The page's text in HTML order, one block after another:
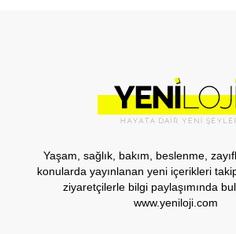
Yaşam, sağlık, bakım, beslenme,
konularda yayınlanan yeni içerikleri
ziyaretçilerle bilgi paylaşımında
www.yeniloji.com